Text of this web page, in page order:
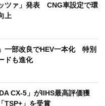
ツァ」発表 CNG車設定で環
上
一部改良でHEV一本化 特別
ドも進化
CX-5」がIIHS最高評価獲
」を受賞